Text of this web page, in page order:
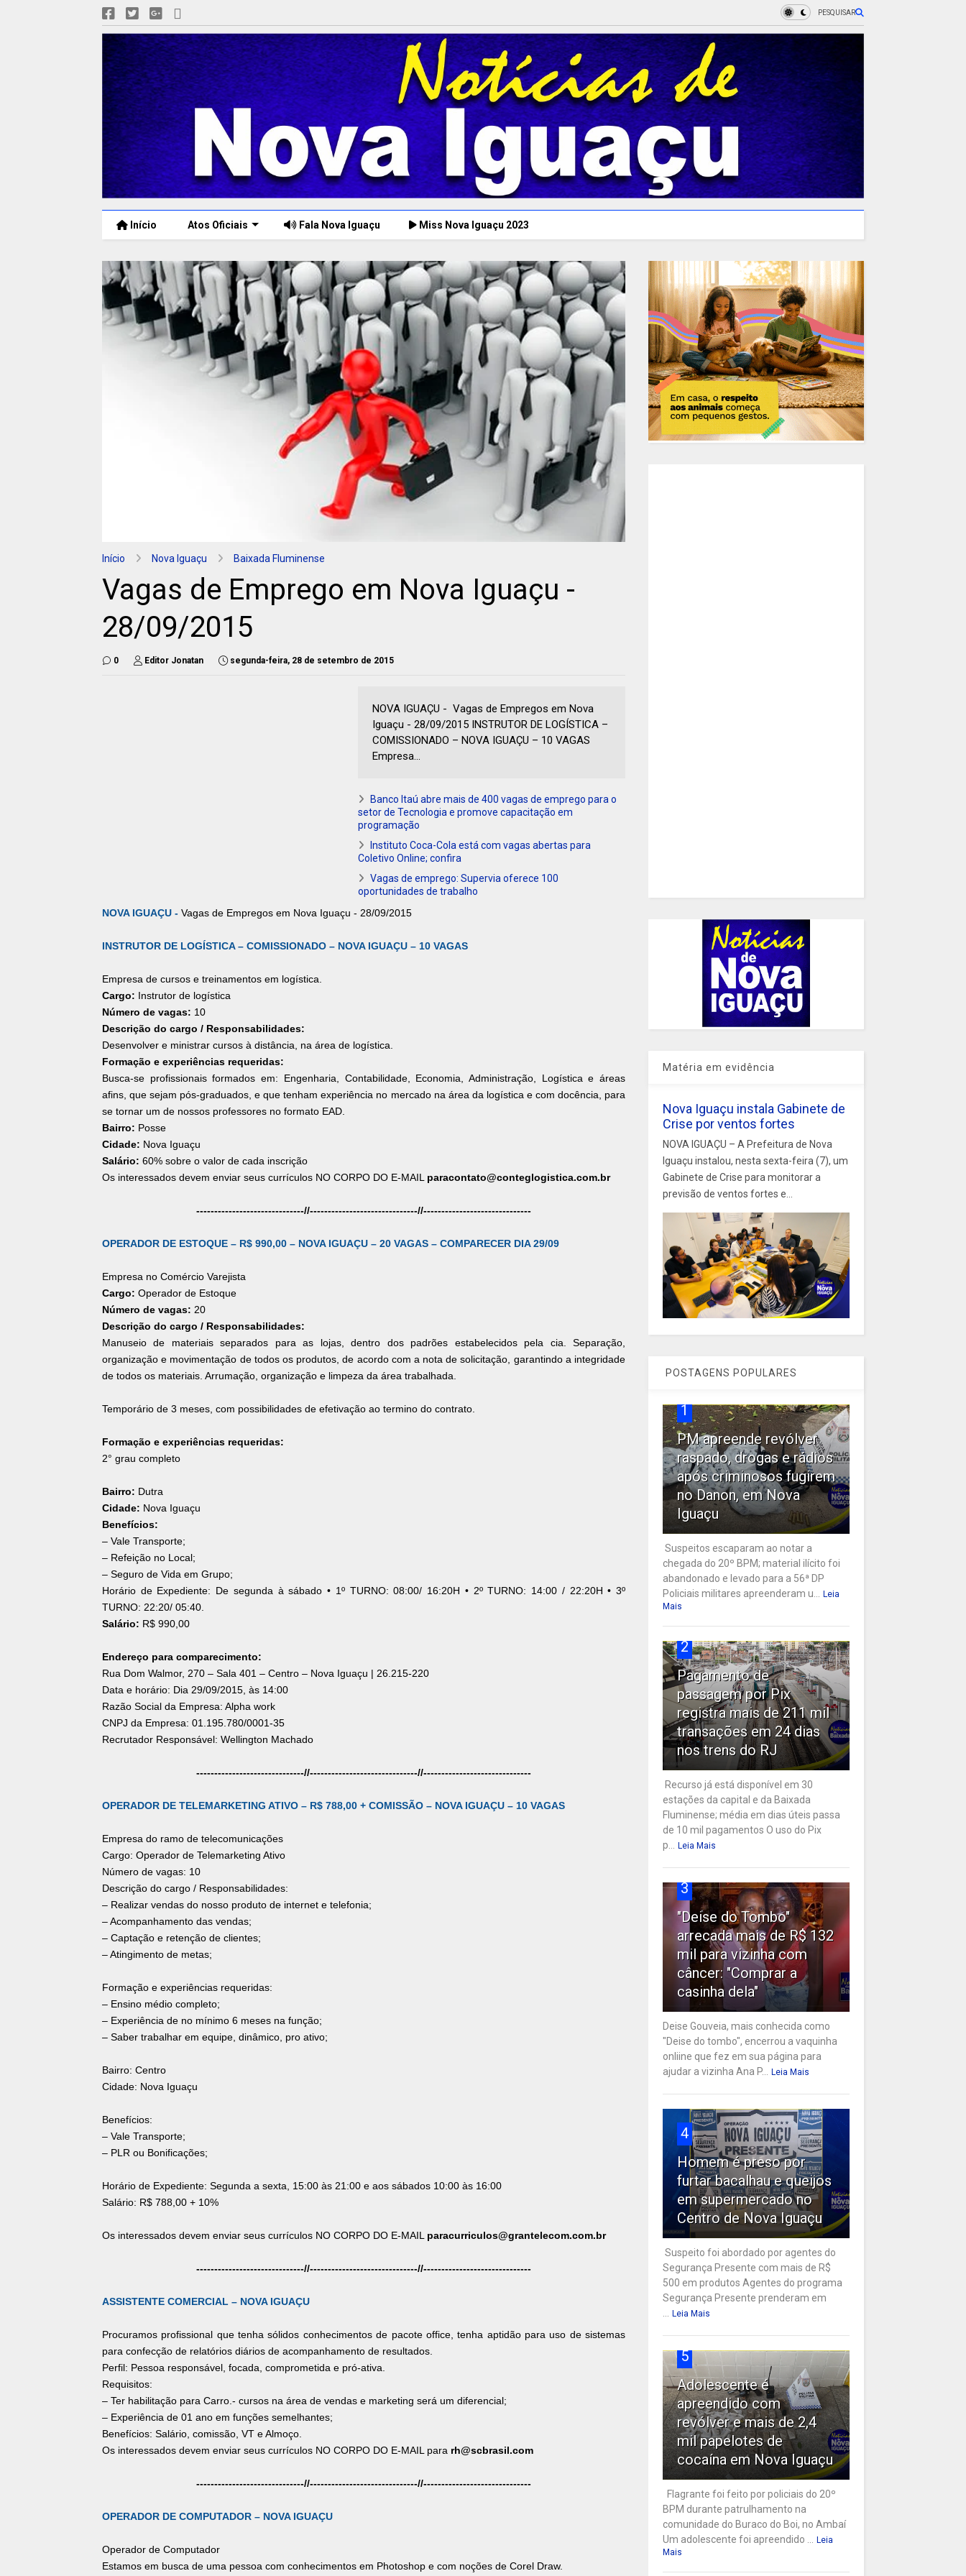
PESQUISAR
Início Atos Oficiais Fala Nova Iguaçu Miss Nova Iguaçu 2023
Início Nova Iguaçu Baixada Fluminense
Vagas de Emprego em Nova Iguaçu -
28/09/2015
0 Editor Jonatan segunda-feira, 28 de setembro de 2015
NOVA IGUAÇU - Vagas de Empregos em Nova
Iguaçu - 28/09/2015 INSTRUTOR DE LOGÍSTICA –
COMISSIONADO – NOVA IGUAÇU – 10 VAGAS
Empresa...
Banco Itaú abre mais de 400 vagas de emprego para o
setor de Tecnologia e promove capacitação em
programação
Instituto Coca-Cola está com vagas abertas para
Coletivo Online; confira
Vagas de emprego: Supervia oferece 100
oportunidades de trabalho
NOVA IGUAÇU - Vagas de Empregos em Nova Iguaçu - 28/09/2015
INSTRUTOR DE LOGÍSTICA – COMISSIONADO – NOVA IGUAÇU – 10 VAGAS
Empresa de cursos e treinamentos em logística.
Cargo: Instrutor de logística
Número de vagas: 10
Descrição do cargo / Responsabilidades:
Desenvolver e ministrar cursos à distância, na área de logística.
Formação e experiências requeridas:
Busca-se profissionais formados em: Engenharia, Contabilidade, Economia, Administração, Logística e áreas
afins, que sejam pós-graduados, e que tenham experiência no mercado na área da logística e com docência, para
se tornar um de nossos professores no formato EAD.
Bairro: Posse
Cidade: Nova Iguaçu
Salário: 60% sobre o valor de cada inscrição
Os interessados devem enviar seus currículos NO CORPO DO E-MAIL paracontato@conteglogistica.com.br
------------------------------//------------------------------//------------------------------
OPERADOR DE ESTOQUE – R$ 990,00 – NOVA IGUAÇU – 20 VAGAS – COMPARECER DIA 29/09
Empresa no Comércio Varejista
Cargo: Operador de Estoque
Número de vagas: 20
Descrição do cargo / Responsabilidades:
Manuseio de materiais separados para as lojas, dentro dos padrões estabelecidos pela cia. Separação,
organização e movimentação de todos os produtos, de acordo com a nota de solicitação, garantindo a integridade
de todos os materiais. Arrumação, organização e limpeza da área trabalhada.
Temporário de 3 meses, com possibilidades de efetivação ao termino do contrato.
Formação e experiências requeridas:
2° grau completo
Bairro: Dutra
Cidade: Nova Iguaçu
Benefícios:
– Vale Transporte;
– Refeição no Local;
– Seguro de Vida em Grupo;
Horário de Expediente: De segunda à sábado • 1º TURNO: 08:00/ 16:20H • 2º TURNO: 14:00 / 22:20H • 3º
TURNO: 22:20/ 05:40.
Salário: R$ 990,00
Endereço para comparecimento:
Rua Dom Walmor, 270 – Sala 401 – Centro – Nova Iguaçu | 26.215-220
Data e horário: Dia 29/09/2015, às 14:00
Razão Social da Empresa: Alpha work
CNPJ da Empresa: 01.195.780/0001-35
Recrutador Responsável: Wellington Machado
------------------------------//------------------------------//------------------------------
OPERADOR DE TELEMARKETING ATIVO – R$ 788,00 + COMISSÃO – NOVA IGUAÇU – 10 VAGAS
Empresa do ramo de telecomunicações
Cargo: Operador de Telemarketing Ativo
Número de vagas: 10
Descrição do cargo / Responsabilidades:
– Realizar vendas do nosso produto de internet e telefonia;
– Acompanhamento das vendas;
– Captação e retenção de clientes;
– Atingimento de metas;
Formação e experiências requeridas:
– Ensino médio completo;
– Experiência de no mínimo 6 meses na função;
– Saber trabalhar em equipe, dinâmico, pro ativo;
Bairro: Centro
Cidade: Nova Iguaçu
Benefícios:
– Vale Transporte;
– PLR ou Bonificações;
Horário de Expediente: Segunda a sexta, 15:00 às 21:00 e aos sábados 10:00 às 16:00
Salário: R$ 788,00 + 10%
Os interessados devem enviar seus currículos NO CORPO DO E-MAIL paracurriculos@grantelecom.com.br
------------------------------//------------------------------//------------------------------
ASSISTENTE COMERCIAL – NOVA IGUAÇU
Procuramos profissional que tenha sólidos conhecimentos de pacote office, tenha aptidão para uso de sistemas
para confecção de relatórios diários de acompanhamento de resultados.
Perfil: Pessoa responsável, focada, comprometida e pró-ativa.
Requisitos:
– Ter habilitação para Carro.- cursos na área de vendas e marketing será um diferencial;
– Experiência de 01 ano em funções semelhantes;
Benefícios: Salário, comissão, VT e Almoço.
Os interessados devem enviar seus currículos NO CORPO DO E-MAIL para rh@scbrasil.com
------------------------------//------------------------------//------------------------------
OPERADOR DE COMPUTADOR – NOVA IGUAÇU
Operador de Computador
Estamos em busca de uma pessoa com conhecimentos em Photoshop e com noções de Corel Draw.
Matéria em evidência
Nova Iguaçu instala Gabinete de
Crise por ventos fortes
NOVA IGUAÇU – A Prefeitura de Nova
Iguaçu instalou, nesta sexta-feira (7), um
Gabinete de Crise para monitorar a
previsão de ventos fortes e...
POSTAGENS POPULARES
1
PM apreende revólver
raspado, drogas e rádios
após criminosos fugirem
no Danon, em Nova
Iguaçu
Suspeitos escaparam ao notar a
chegada do 20º BPM; material ilícito foi
abandonado e levado para a 56ª DP
Policiais militares apreenderam u...
Leia
Mais
2
Pagamento de
passagem por Pix
registra mais de 211 mil
transações em 24 dias
nos trens do RJ
Recurso já está disponível em 30
estações da capital e da Baixada
Fluminense; média em dias úteis passa
de 10 mil pagamentos O uso do Pix
p...
Leia Mais
3
"Deise do Tombo"
arrecada mais de R$ 132
mil para vizinha com
câncer: "Comprar a
casinha dela"
Deise Gouveia, mais conhecida como
"Deise do tombo", encerrou a vaquinha
onliine que fez em sua página para
ajudar a vizinha Ana P...
Leia Mais
4
Homem é preso por
furtar bacalhau e queijos
em supermercado no
Centro de Nova Iguaçu
Suspeito foi abordado por agentes do
Segurança Presente com mais de R$
500 em produtos Agentes do programa
Segurança Presente prenderam em
Leia Mais
5
Adolescente é
apreendido com
revólver e mais de 2,4
mil papelotes de
cocaína em Nova Iguaçu
Flagrante foi feito por policiais do 20º
BPM durante patrulhamento na
comunidade do Buraco do Boi, no Ambaí
Um adolescente foi apreendido ...
Leia
Mais